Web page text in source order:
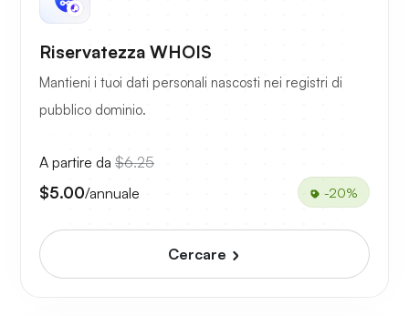
Riservatezza WHOIS
Mantieni i tuoi dati personali nascosti nei registri di
pubblico dominio.
A partire da $6.25
$5.00/annuale -20%
Cercare